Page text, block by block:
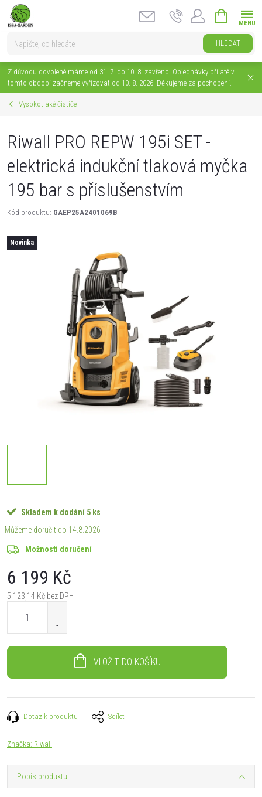
Přejít
HLEDAT
KOŠÍK
Z důvodu dovolené máme od 31. 7. do 10. 8. zavřeno. Objednávky přijaté v
tomto období začneme vyřizovat od 10. 8. 2026. Děkujeme za pochopení.
Vysokotlaké čističe
Riwall PRO REPW 195i SET -
elektrická indukční tlaková myčka
195 bar s příslušenstvím
Kód produktu: GAEP25A2401069B
Novinka
Skladem k dodání 5 ks
14.8.2026
Možnosti doručení
6 199 Kč
5 123,14 Kč bez DPH
VLOŽIT DO KOŠÍKU
Dotaz k produktu Sdílet
Značka: Riwall
Popis produktu